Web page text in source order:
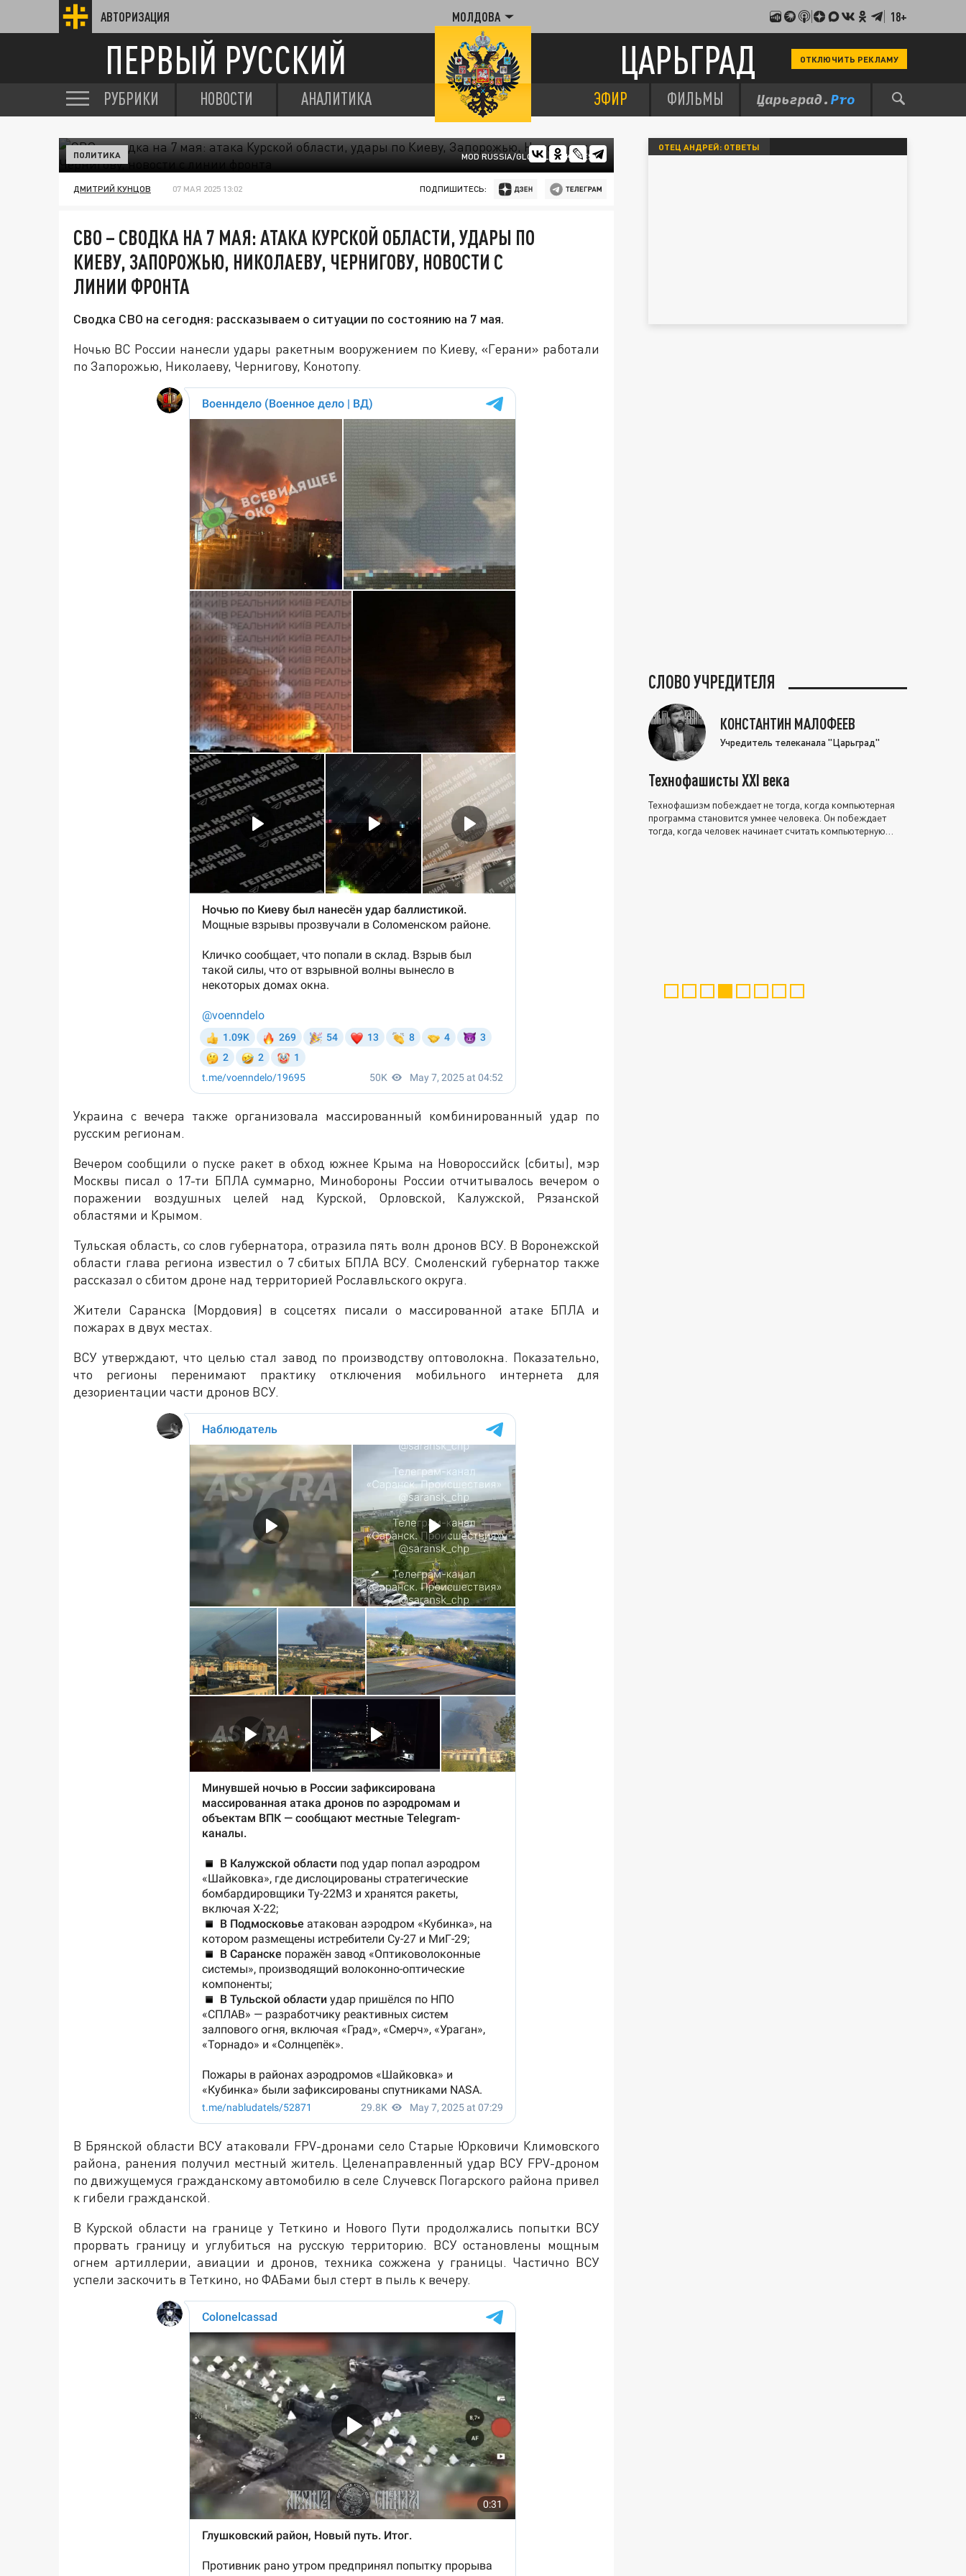
АВТОРИЗАЦИЯ МОЛДОВА 18+
ПЕРВЫЙ РУССКИЙ ЦАРЬГРАД ОТКЛЮЧИТЬ РЕКЛАМУ
РУБРИКИ НОВОСТИ АНАЛИТИКА ЭФИР ФИЛЬМЫ
MOD RUSSIA/GLOBALLOOKPRESS
ПОЛИТИКА
ДМИТРИЙ КУНЦОВ 07 МАЯ 2025 13:02 ПОДПИШИТЕСЬ:
СВО – СВОДКА НА 7 МАЯ: АТАКА КУРСКОЙ ОБЛАСТИ, УДАРЫ ПО
КИЕВУ, ЗАПОРОЖЬЮ, НИКОЛАЕВУ, ЧЕРНИГОВУ, НОВОСТИ С
ЛИНИИ ФРОНТА
Сводка СВО на сегодня: рассказываем о ситуации по состоянию на 7 мая.
Ночью ВС России нанесли удары ракетным вооружением по Киеву, «Герани» работали
по Запорожью, Николаеву, Чернигову, Конотопу.
Украина с вечера также организовала массированный комбинированный удар по
русским регионам.
Вечером сообщили о пуске ракет в обход южнее Крыма на Новороссийск (сбиты), мэр
Москвы писал о 17-ти БПЛА суммарно, Минобороны России отчитывалось вечером о
поражении воздушных целей над Курской, Орловской, Калужской, Рязанской
областями и Крымом.
Тульская область, со слов губернатора, отразила пять волн дронов ВСУ. В Воронежской
области глава региона известил о 7 сбитых БПЛА ВСУ. Смоленский губернатор также
рассказал о сбитом дроне над территорией Рославльского округа.
Жители Саранска (Мордовия) в соцсетях писали о массированной атаке БПЛА и
пожарах в двух местах.
ВСУ утверждают, что целью стал завод по производству оптоволокна. Показательно,
что регионы перенимают практику отключения мобильного интернета для
дезориентации части дронов ВСУ.
В Брянской области ВСУ атаковали FPV-дронами село Старые Юрковичи Климовского
района, ранения получил местный житель. Целенаправленный удар ВСУ FPV-дроном
по движущемуся гражданскому автомобилю в селе Случевск Погарского района привел
к гибели гражданской.
В Курской области на границе у Теткино и Нового Пути продолжались попытки ВСУ
прорвать границу и углубиться на русскую территорию. ВСУ остановлены мощным
огнем артиллерии, авиации и дронов, техника сожжена у границы. Частично ВСУ
успели заскочить в Теткино, но ФАБами был стерт в пыль к вечеру.
ОТЕЦ АНДРЕЙ: ОТВЕТЫ
СЛОВО УЧРЕДИТЕЛЯ
КОНСТАНТИН МАЛОФЕЕВ
Учредитель телеканала "Царьград"
Технофашисты XXI века
Технофашизм побеждает не тогда, когда компьютерная
программа становится умнее человека. Он побеждает
тогда, когда человек начинает считать компьютерную